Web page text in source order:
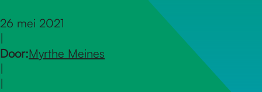
26 mei 2021
|
Door:Myrthe Meines
|
|